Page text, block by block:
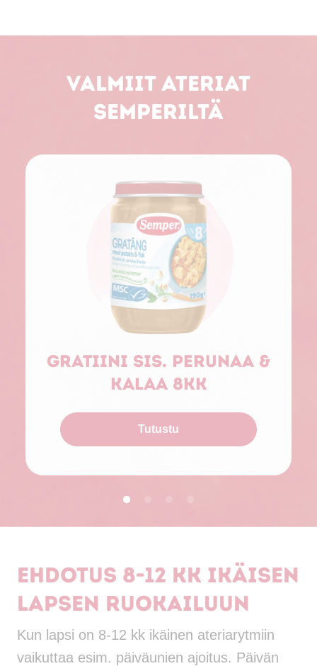
Valmiit ateriat
Semperiltä
Gratiini sis. perunaa &
kalaa 8kk
Tutustu
Ehdotus 8-12 kk ikäisen
lapsen ruokailuun
Kun lapsi on 8-12 kk ikäinen ateriarytmiin
vaikuttaa esim. päiväunien ajoitus. Päivän